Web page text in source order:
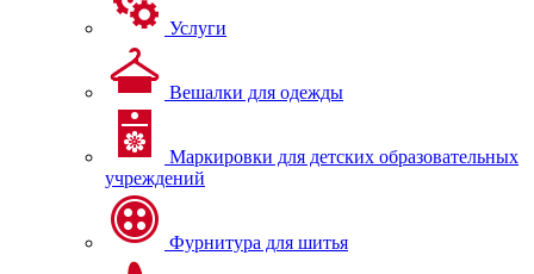
Услуги
Вешалки для одежды
Маркировки для детских образовательных
учреждений
Фурнитура для шитья